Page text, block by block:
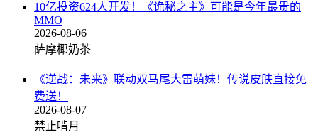
10亿投资624人开发！《诡秘之主》可能是今年最贵的
MMO
2026-08-06
萨摩椰奶茶
《逆战：未来》联动双马尾大雷萌妹！传说皮肤直接免
费送！
2026-08-07
禁止啃月